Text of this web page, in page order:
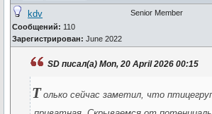
kdv
Сообщений: 110
Зарегистрирован: June 2022
Senior Member
SD писал(а) Mon, 20 April 2026 00:15
Только сейчас заметил, что